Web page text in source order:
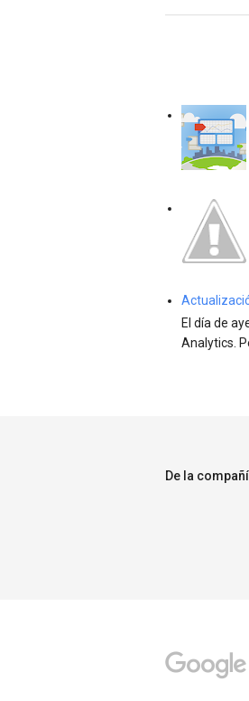
El día de
Analytics.
De la